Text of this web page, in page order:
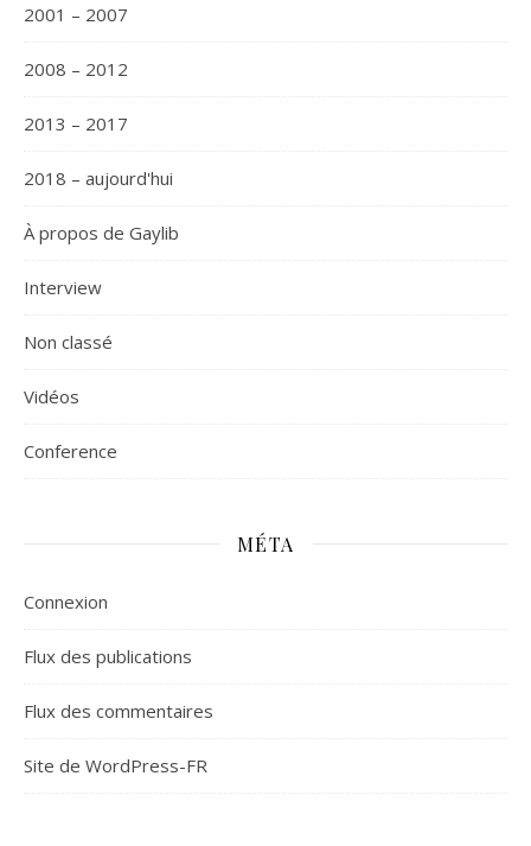
2001 – 2007
2008 – 2012
2013 – 2017
2018 – aujourd'hui
À propos de Gaylib
Interview
Non classé
Vidéos
Сonference
MÉTA
Connexion
Flux des publications
Flux des commentaires
Site de WordPress-FR